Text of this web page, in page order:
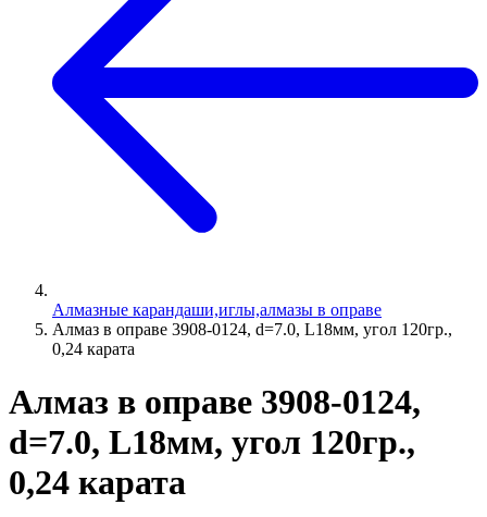
Алмазные карандаши,иглы,алмазы в оправе
Алмаз в оправе 3908-0124, d=7.0, L18мм, угол 120гр.,
0,24 карата
Алмаз в оправе 3908-0124,
d=7.0, L18мм, угол 120гр.,
0,24 карата